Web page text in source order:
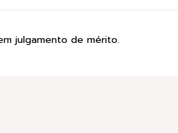
julgamento de mérito.